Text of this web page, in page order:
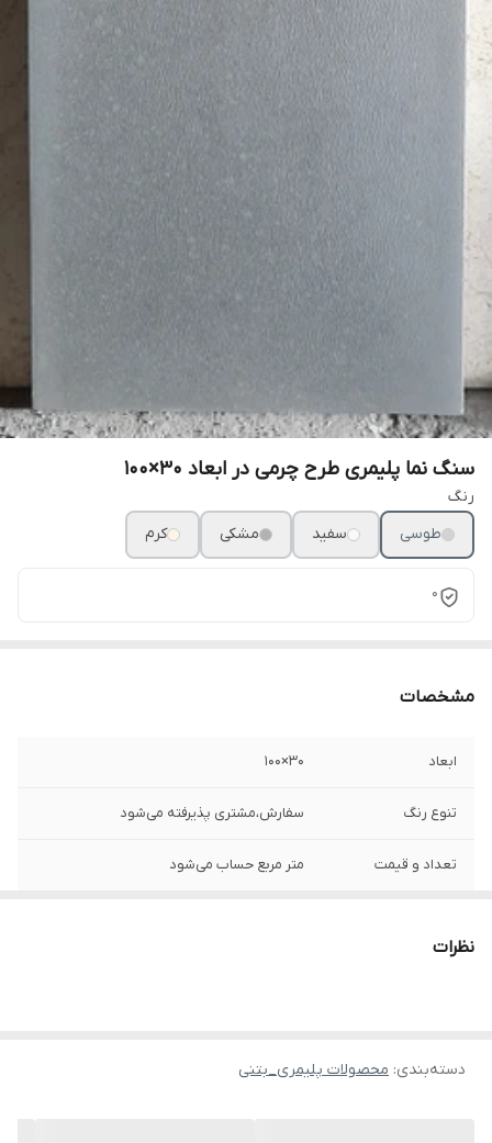
سنگ نما پلیمری طرح چرمی در ابعاد ۳۰×۱۰۰
رنگ
طوسی
سفید مشکی کرم
0
مشخصات
ابعاد ۳۰×۱۰۰
تنوع رنگ سفارش،مشتری پذیرفته می‌شود
تعداد و قیمت متر مربع حساب می‌شود
نظرات
دسته‌بندی: محصولات پلیمری_بتنی